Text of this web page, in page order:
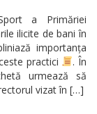
a Primăriei
ilicite de bani în
importanța
practici
. În
urmează să
vizat în […]